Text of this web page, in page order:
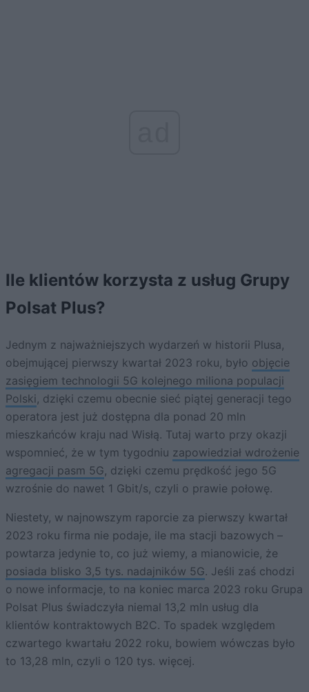
Ile klientów korzysta z usług Grupy
Polsat Plus?
Jednym z najważniejszych wydarzeń w historii Plusa,
obejmującej pierwszy kwartał 2023 roku, było objęcie
zasięgiem technologii 5G kolejnego miliona populacji
Polski, dzięki czemu obecnie sieć piątej generacji tego
operatora jest już dostępna dla ponad 20 mln
mieszkańców kraju nad Wisłą. Tutaj warto przy okazji
wspomnieć, że w tym tygodniu zapowiedział wdrożenie
agregacji pasm 5G, dzięki czemu prędkość jego 5G
wzrośnie do nawet 1 Gbit/s, czyli o prawie połowę.
Niestety, w najnowszym raporcie za pierwszy kwartał
2023 roku firma nie podaje, ile ma stacji bazowych –
powtarza jedynie to, co już wiemy, a mianowicie, że
posiada blisko 3,5 tys. nadajników 5G. Jeśli zaś chodzi
o nowe informacje, to na koniec marca 2023 roku Grupa
Polsat Plus świadczyła niemal 13,2 mln usług dla
klientów kontraktowych B2C. To spadek względem
czwartego kwartału 2022 roku, bowiem wówczas było
to 13,28 mln, czyli o 120 tys. więcej.